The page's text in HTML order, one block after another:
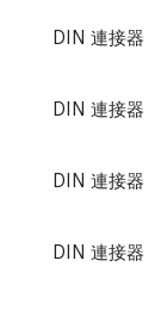
DIN 連接器
DIN 連接器
DIN 連接器
DIN 連接器